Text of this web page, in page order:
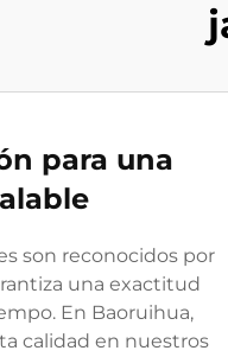
para una
son reconocidos por
una exactitud
En Baoruihua,
calidad en nuestros